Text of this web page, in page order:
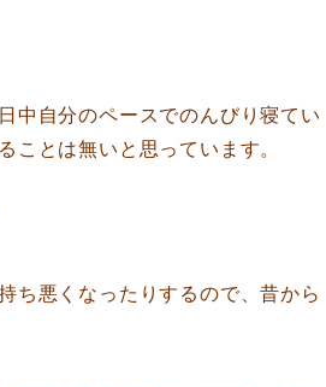
中自分のペースでのんびり寝てい
ことは無いと思っています。
ち悪くなったりするので、昔から